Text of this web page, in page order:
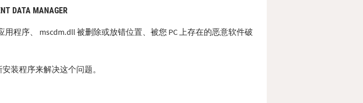
DATA MANAGER
程序、 mscdm.dll 被删除或放错位置、被您 PC 上存在的恶意软件破
装程序来解决这个问题。